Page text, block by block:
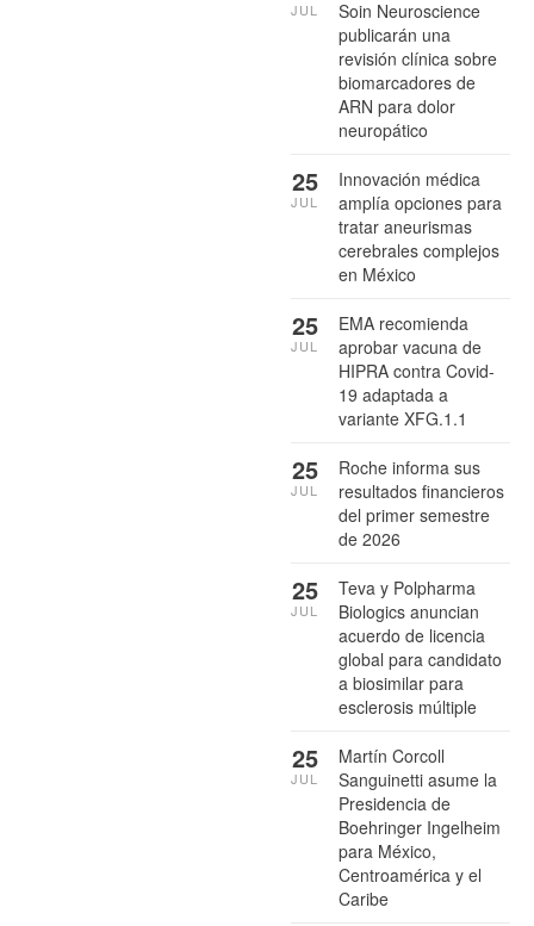
Soin Neuroscience
publicarán una
revisión clínica sobre
biomarcadores de
ARN para dolor
neuropático
JUL
Innovación médica
amplía opciones para
tratar aneurismas
cerebrales complejos
en México
25
JUL
EMA recomienda
aprobar vacuna de
HIPRA contra Covid-
19 adaptada a
variante XFG.1.1
25
JUL
Roche informa sus
resultados financieros
del primer semestre
de 2026
25
JUL
Teva y Polpharma
Biologics anuncian
acuerdo de licencia
global para candidato
a biosimilar para
esclerosis múltiple
25
JUL
Martín Corcoll
Sanguinetti asume la
Presidencia de
Boehringer Ingelheim
para México,
Centroamérica y el
Caribe
25
JUL